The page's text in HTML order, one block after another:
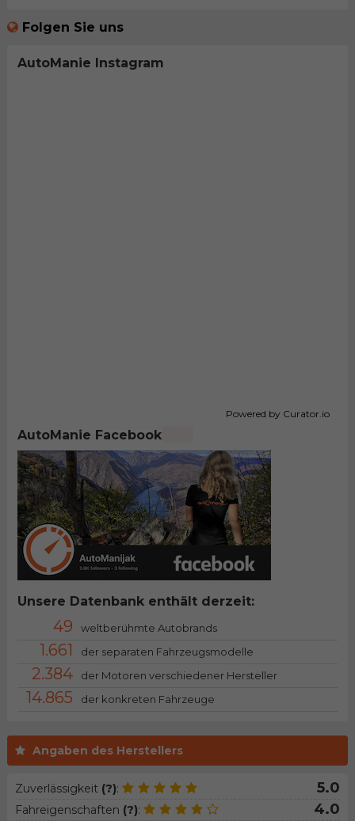
Angaben des Herstellers
Zuverlässigkeit (?): 5.0
Fahreigenschaften (?): 4.0
Folgen Sie uns
AutoManie Instagram
Powered by Curator.io
AutoManie Facebook
Unsere Datenbank enthält derzeit:
49 weltberühmte Autobrands
1.661 der separaten Fahrzeugsmodelle
2.384 der Motoren verschiedener Hersteller
14.865 der konkreten Fahrzeuge